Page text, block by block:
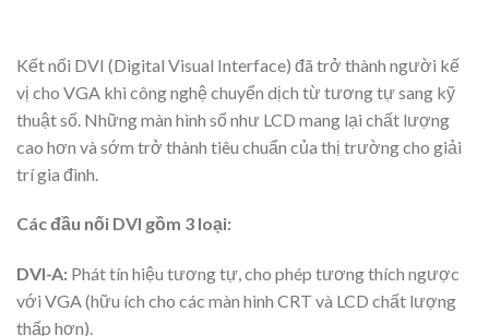
Kết nối DVI (Digital Visual Interface) đã trở thành người kế
vị cho VGA khi công nghệ chuyển dịch từ tương tự sang kỹ
thuật số. Những màn hình số như LCD mang lại chất lượng
cao hơn và sớm trở thành tiêu chuẩn của thị trường cho giải
trí gia đình.
Các đầu nối DVI gồm 3 loại:
DVI-A: Phát tín hiệu tương tự, cho phép tương thích ngược
với VGA (hữu ích cho các màn hình CRT và LCD chất lượng
thấp hơn).